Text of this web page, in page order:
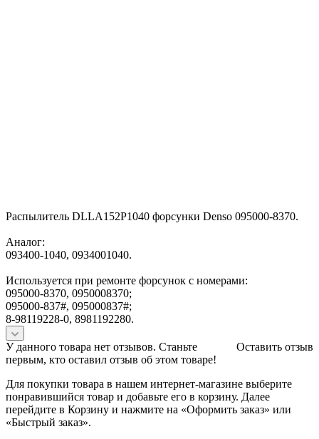
Распылитель DLLA152P1040 форсунки Denso 095000-8370.
Аналог:
093400-1040, 0934001040.
Используется при ремонте форсунок с номерами:
095000-8370, 0950008370;
095000-837#, 095000837#;
8-98119228-0, 8981192280.
Оставить отзыв
У данного товара нет отзывов. Станьте
первым, кто оставил отзыв об этом товаре!
Для покупки товара в нашем интернет-магазине выберите
понравившийся товар и добавьте его в корзину. Далее
перейдите в Корзину и нажмите на «Оформить заказ» или
«Быстрый заказ».